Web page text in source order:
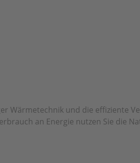
Wärmetechnik und die effiziente
an Energie nutzen Sie die